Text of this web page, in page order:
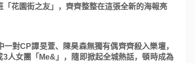
花園街之友」， 齊齊整整在這張全新的海報亮
一對CP譚旻萱、陳昊森無獨有偶齊齊殺入樂壇，
3人女團「 Me& 」，隨即掀起全城熱話，頓時成為